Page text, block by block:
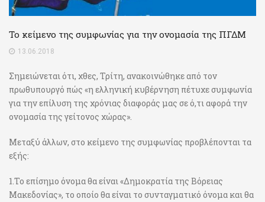
Το κείμενο της συμφωνίας για την ονομασία της ΠΓΔΜ
13.06.2018
Σημειώνεται ότι, χθες, Τρίτη, ανακοινώθηκε από τον
πρωθυπουργό πώς «η ελληνική κυβέρνηση πέτυχε συμφωνία
για την επίλυση της χρόνιας διαφοράς μας σε ό,τι αφορά την
ονομασία της γείτονος χώρας».
Μεταξύ άλλων, στο κείμενο της συμφωνίας προβλέπονται τα
εξής:
1.Το επίσημο όνομα θα είναι «Δημοκρατία της Βόρειας
Μακεδονίας», το οποίο θα είναι το συνταγματικό όνομα και θα